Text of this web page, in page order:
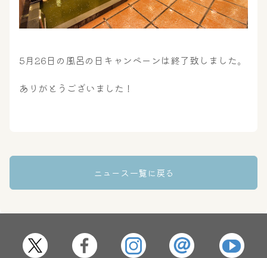
奈良わんぱくランド
はしゃきっズ
ボディケア
5月26日の風呂の日キャンペーンは終了致しました。
ありがとうございました！
ニュース一覧に戻る